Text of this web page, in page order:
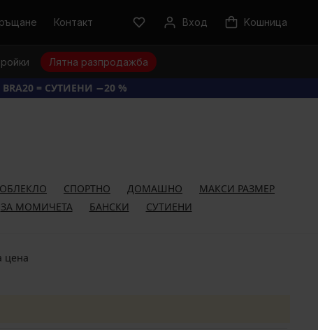
Контакт Вход Kошница
Лятна разпродажба
= СУТИЕНИ −20 %
СПОРТНО ДОМАШНО
МАКСИ РАЗМЕР
ЗА МОМИЧЕТА БАНСКИ СУТИЕНИ
цена